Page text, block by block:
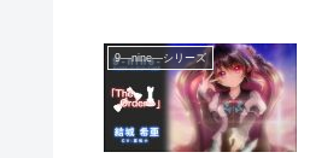
9―nine―シリーズ